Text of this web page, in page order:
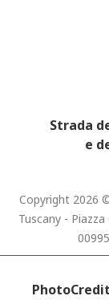
Strada
e
Copyright 2026
Tuscany -